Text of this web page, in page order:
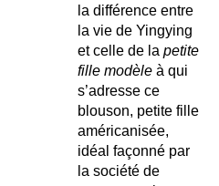
la différence entre
la vie de Yingying
et celle de la petite
fille modèle à qui
s’adresse ce
blouson, petite fille
américanisée,
idéal façonné par
la société de